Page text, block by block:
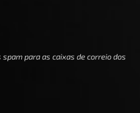
para as caixas de correio dos